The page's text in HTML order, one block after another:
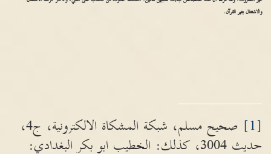
والاشتغال بغير القرآن.
[1]
صحيح مسلم، شبكة المشكاة الالكترونية، ج4،
حديث 3004، كذلك: الخطيب ابو بكر البغدادي: